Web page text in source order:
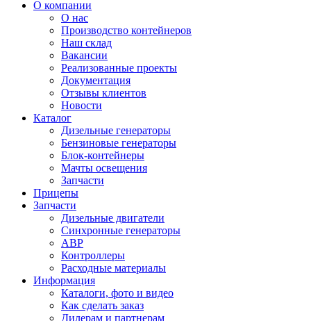
О компании
О нас
Производство контейнеров
Наш склад
Вакансии
Реализованные проекты
Документация
Отзывы клиентов
Новости
Каталог
Дизельные генераторы
Бензиновые генераторы
Блок-контейнеры
Мачты освещения
Запчасти
Прицепы
Запчасти
Дизельные двигатели
Синхронные генераторы
АВР
Контроллеры
Расходные материалы
Информация
Каталоги, фото и видео
Как сделать заказ
Дилерам и партнерам